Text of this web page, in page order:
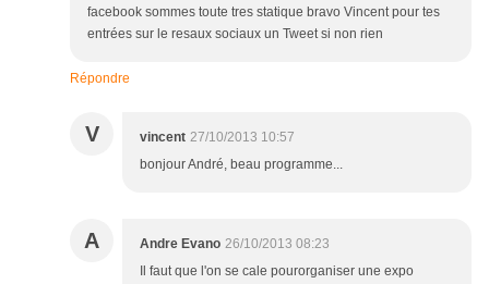
facebook sommes toute tres statique bravo Vincent pour tes
entrées sur le resaux sociaux un Tweet si non rien
Répondre
V vincent 27/10/2013 10:57
bonjour André, beau programme...
A Andre Evano 26/10/2013 08:23
Il faut que l'on se cale pourorganiser une expo